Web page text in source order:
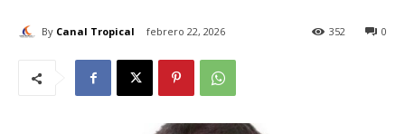
By Canal Tropical febrero 22, 2026 0
352